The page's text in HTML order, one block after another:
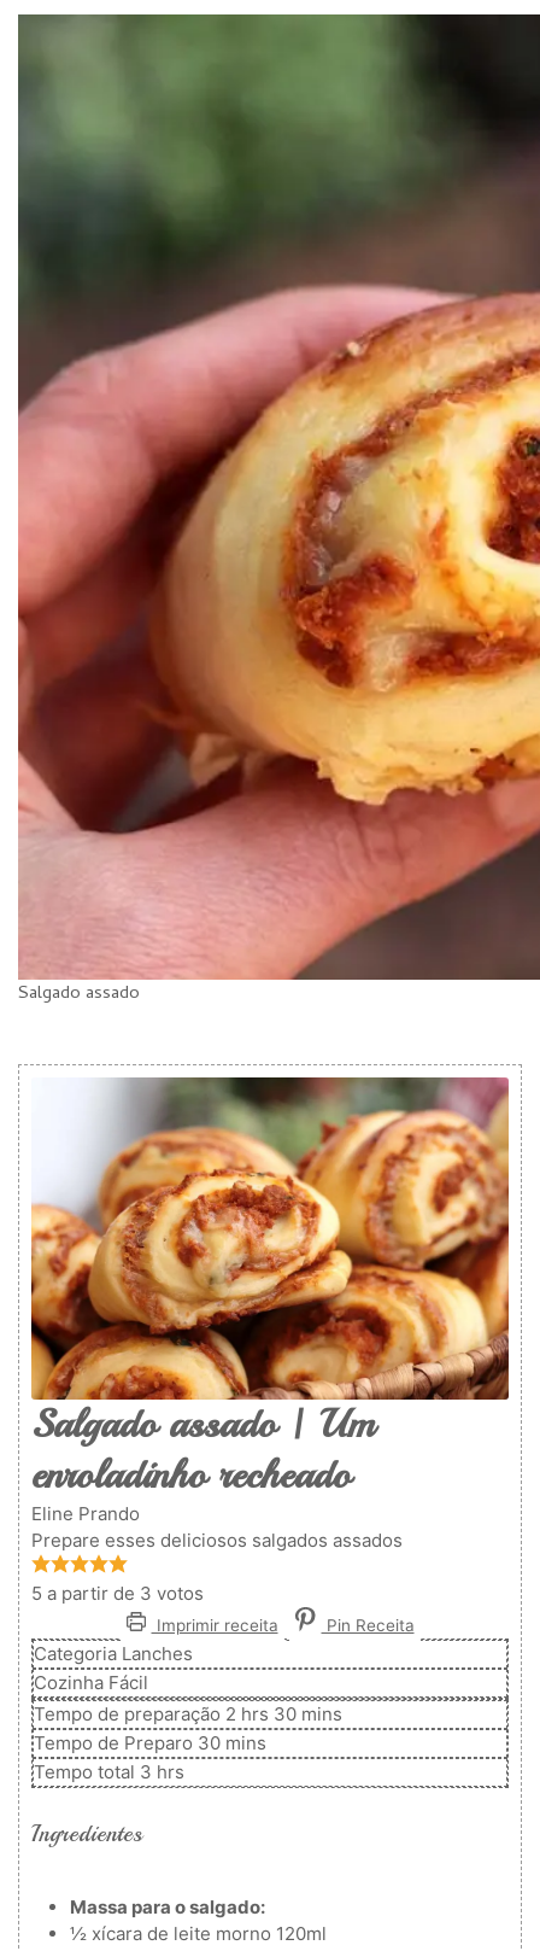
Salgado assado
Salgado assado | Um
enroladinho recheado
Eline Prando
Prepare esses deliciosos salgados assados
5 a partir de 3 votos
Imprimir receita Pin Receita
Categoria Lanches
Cozinha Fácil
Tempo de preparação 2 horas
hrs 30minutos
mins
Tempo de Preparo 30minutos
mins
Tempo total 3 horas
hrs
Ingredientes
Massa para o salgado:
½ xícara de leite morno 120ml